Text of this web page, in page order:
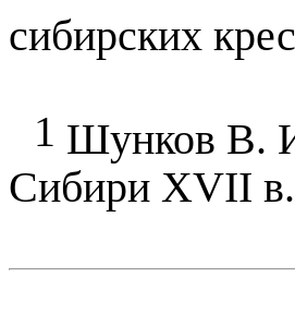
сибирских
1 Шунков В.
Сибири XVII